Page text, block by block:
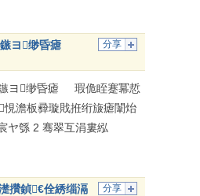
分享
ヨ缈昏瘧
鏃ヨ缈昏瘧 瑕佹眰蹇冪悊
澹板彛璇戝拰绗旇瘧闈炲
ヤ綔 2 骞翠互涓婁紭
分享
攢鍞€佺綉缁滆